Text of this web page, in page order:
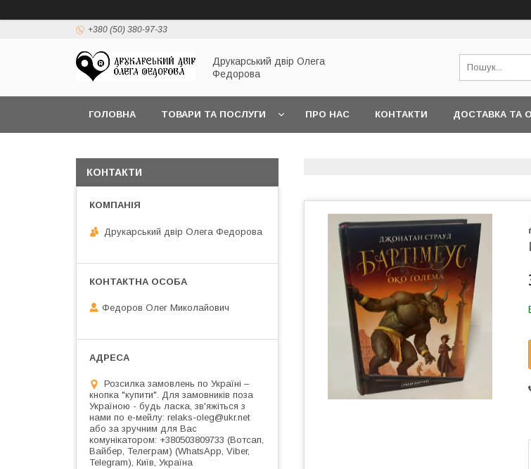
+380 (50) 380-97-33
Друкарський двір Олега
Федорова
ГОЛОВНА ТОВАРИ ТА ПОСЛУГИ ПРО НАС КОНТАКТИ ДОСТАВКА ТА
КОНТАКТИ
Друкарський двір Олега Федорова
Федоров Олег Миколайович
Розсилка замовлень по Україні –
кнопка "купити". Для замовників поза
Україною - будь ласка, зв'яжіться з
нами по е-мейлу: relaks-oleg@ukr.net
або за зручним для Вас
комунікатором: +380503809733 (Вотсап,
Вайбер, Телеграм) (WhatsApp, Viber,
Telegram), Київ, Україна